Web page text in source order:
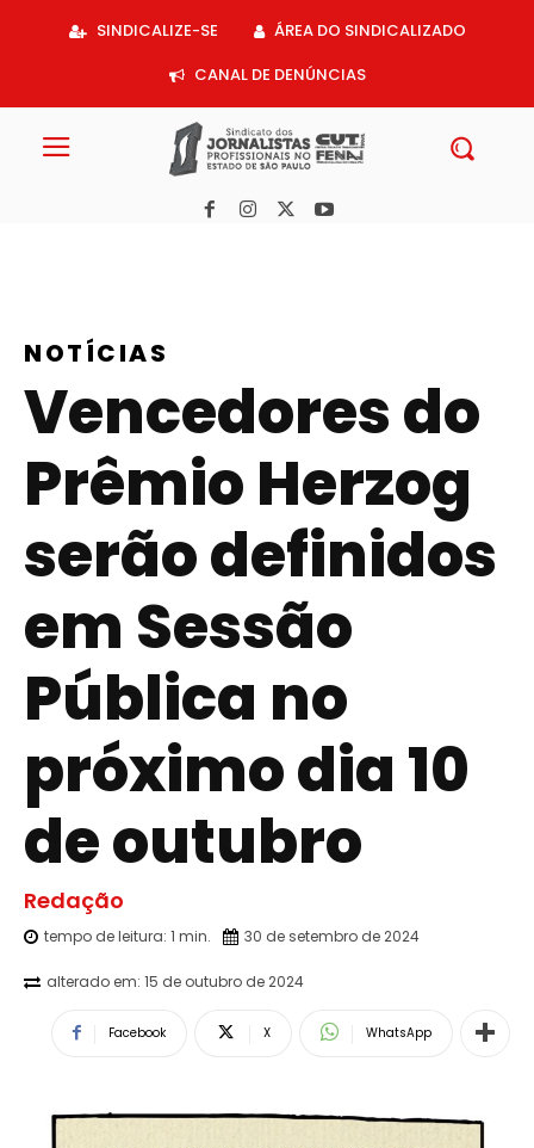
SINDICALIZE-SE
ÁREA DO SINDICALIZADO
CANAL DE DENÚNCIAS
NOTÍCIAS
Vencedores do
Prêmio Herzog
serão definidos
em Sessão
Pública no
próximo dia 10
de outubro
Redação
tempo de leitura: 1 min. 30 de setembro de 2024
alterado em: 15 de outubro de 2024
Facebook X WhatsApp